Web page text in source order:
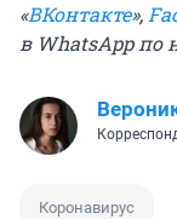
«ВКонтакте»,
в WhatsApp по
Коронавирус